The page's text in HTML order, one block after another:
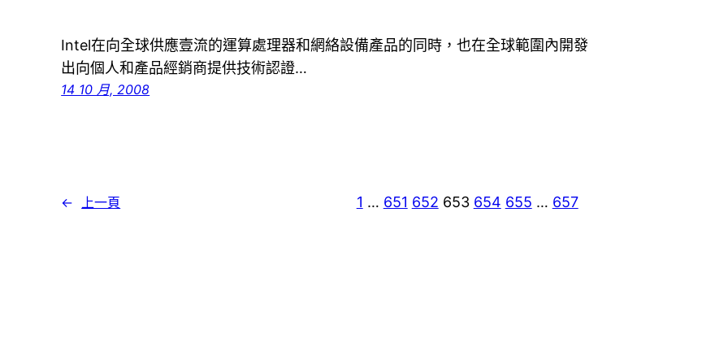
Intel在向全球供應壹流的運算處理器和網絡設備產品的同時，也在全球範圍內開發
出向個人和產品經銷商提供技術認證…
14 10 月, 2008
← 上一頁 1 … 651 652 653 654 655 … 657